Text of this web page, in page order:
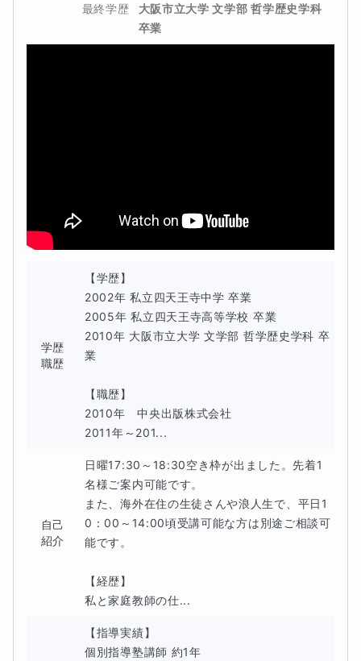
このコースは、中学受験を考えている小学生を対象として
解できるように丁寧にお伝えしていきます。
ある程度読むことに慣れてきたら、設問のアプローチ法を
学んでいただき、実践演習に入ります。このアプローチ法
も、一度身につけたら大学入試にまで活かせるものです。
論理的な読解力＋設問ごとのアプローチ法の2本柱で、確
かな力を身につけていただきます。
■宿題について
原則毎週出します（塾併用の場合などはご相談に応じま
授業終了後、チャットで報告いたします。
最終学歴
大阪市立大学 文学部 哲学歴史学科
卒業
学歴
職歴
【学歴】
2002年 私立四天王寺中学 卒業
2005年 私立四天王寺高等学校 卒業
2010年 大阪市立大学 文学部 哲学歴史学科 卒
業
【職歴】
2010年　中央出版株式会社
2011年～201...
自己
紹介
日曜17:30～18:30空き枠が出ました。先着1
名様ご案内可能です。
また、海外在住の生徒さんや浪人生で、平日1
0：00～14:00頃受講可能な方は別途ご相談可
能です。
【経歴】
私と家庭教師の仕...
【指導実績】
個別指導塾講師 約1年